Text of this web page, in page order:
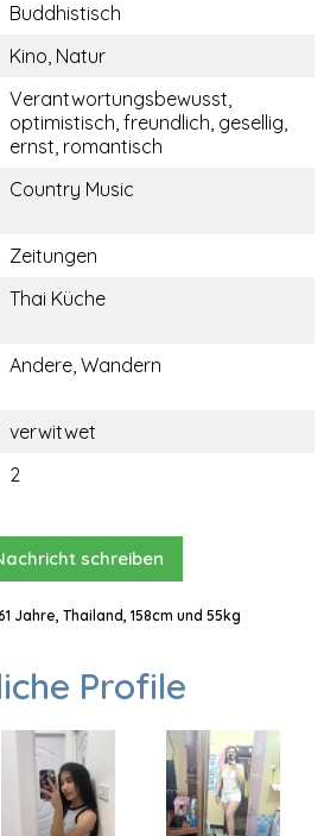
Buddhistisch
Kino, Natur
Verantwortungsbewusst,
optimistisch, freundlich, gesellig,
ernst, romantisch
Country Music
Zeitungen
Thai Küche
Andere, Wandern
verwitwet
2
schreiben
Jahre, Thailand, 158cm und 55kg
Profile